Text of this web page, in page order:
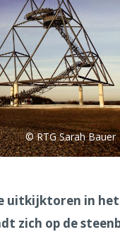
© RTG Sarah Bauer
uitkijktoren in het
zich op de